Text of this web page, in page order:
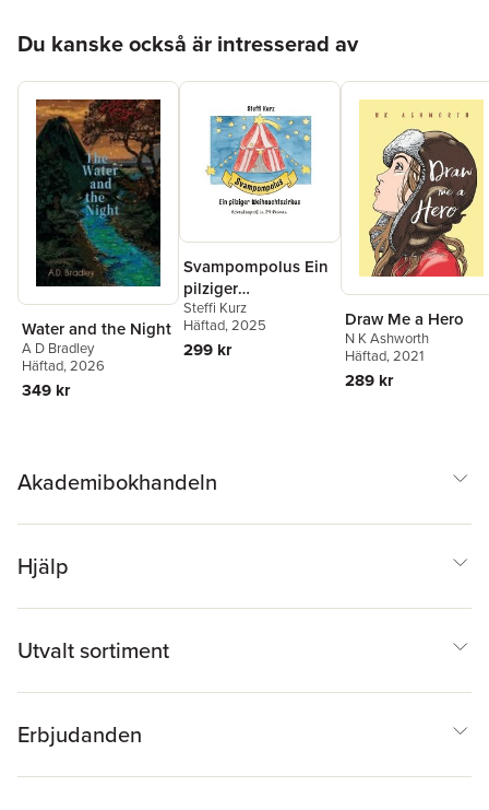
Du kanske också är intresserad av
Water and the Night
A D Bradley
Häftad, 2026
349 kr
Svampompolus Ein
pilziger
Weihnachtszirkus
Steffi Kurz
Häftad, 2025
299 kr
Draw Me a Hero
N K Ashworth
Häftad, 2021
289 kr
Akademibokhandeln
Hjälp
Utvalt sortiment
Erbjudanden